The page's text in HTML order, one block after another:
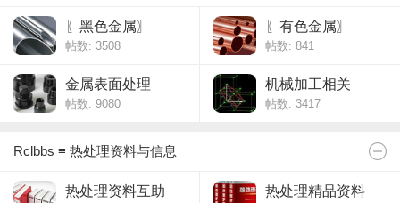
〖黑色金属〗
帖数: 3508
〖有色金属〗
帖数: 841
金属表面处理
帖数: 9080
机械加工相关
帖数: 3417
Rclbbs ≡ 热处理资料与信息
热处理资料互助 热处理精品资料